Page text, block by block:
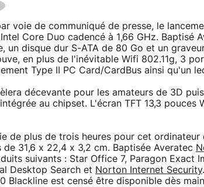
voie de communiqué de presse, le
Core Duo cadencé à 1,66 GHz. Baptisé
un disque dur S-ATA de 80 Go et un
en plus de l'inévitable Wifi 802.11g, 3
Type II PC Card/CardBus ainsi qu'un
décevante pour les amateurs de 3D
au chipset. L'écran TFT 13,3 pouces
de plus de trois heures pour cet
de 31,6 x 22,4 x 3,2 cm. Baptisée Averatec
suivants : Star Office 7, Paragon Exact
Desktop Search et Norton Internet Security
Blackline est censé être disponible dès